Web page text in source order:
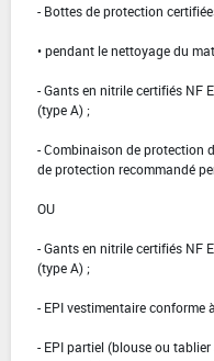
- Bottes de protection
• pendant le nettoyage du
- Gants en nitrile certifiés NF
(type A) ;
- Combinaison de protection
de protection recommandé
OU
- Gants en nitrile certifiés NF
(type A) ;
- EPI vestimentaire conforme
- EPI partiel (blouse ou